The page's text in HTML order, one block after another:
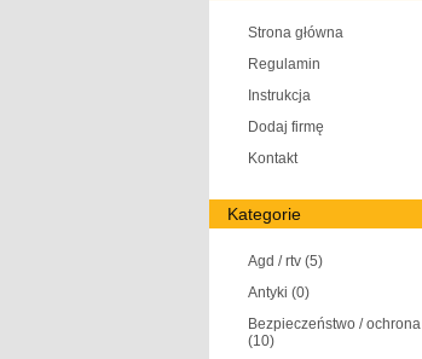
Strona główna
Regulamin
Instrukcja
Dodaj firmę
Kontakt
Kategorie
Agd / rtv (5)
Antyki (0)
Bezpieczeństwo / ochrona
(10)